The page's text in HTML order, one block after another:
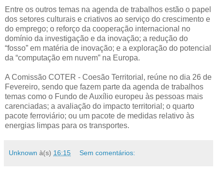
Entre os outros temas na agenda de trabalhos estão o papel
dos setores culturais e criativos ao serviço do crescimento e
do emprego; o reforço da cooperação internacional no
domínio da investigação e da inovação; a redução do
“fosso” em matéria de inovação; e a exploração do potencial
da “computação em nuvem” na Europa.
A Comissão COTER - Coesão Territorial, reúne no dia 26 de
Fevereiro, sendo que fazem parte da agenda de trabalhos
temas como o Fundo de Auxílio europeu às pessoas mais
carenciadas; a avaliação do impacto territorial; o quarto
pacote ferroviário; ou um pacote de medidas relativo às
energias limpas para os transportes.
Unknown à(s) 16:15 Sem comentários: